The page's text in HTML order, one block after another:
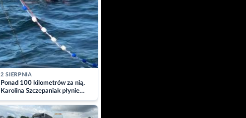
2 SIERPNIA
Ponad 100 kilometrów za nią.
Karolina Szczepaniak płynie
przez Bałtyk dla Piotra.
Aktualizacja